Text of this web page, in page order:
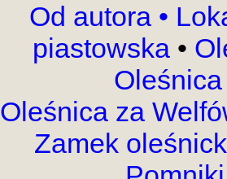
Od autora •
piastowska •
Oleśnica za
Zamek